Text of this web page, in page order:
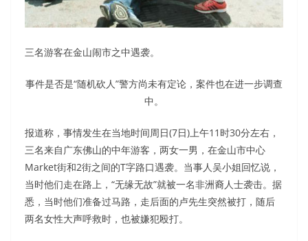
三名游客在金山闹市之中遇袭。
事件是否是“随机砍人”警方尚未有定论，案件也在进一步调查
中。
报道称，事情发生在当地时间周日(7日)上午11时30分左右，
三名来自广东佛山的中年游客，两女一男，在金山市中心
Market街和2街之间的T字路口遇袭。当事人吴小姐回忆说，
当时他们走在路上，“无缘无故”就被一名非洲裔人士袭击。据
悉，当时他们准备过马路，走后面的卢先生突然被打，随后
两名女性大声呼救时，也被嫌犯殴打。